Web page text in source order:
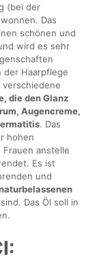
(bei der
Das
schönen und
wird es sehr
der Haarpflege
die den Glanz
Augencreme,
. Das
hohen
anstelle
Es ist
und
Das Öl soll in